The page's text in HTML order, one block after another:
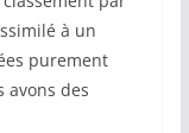
à un
purement
avons des